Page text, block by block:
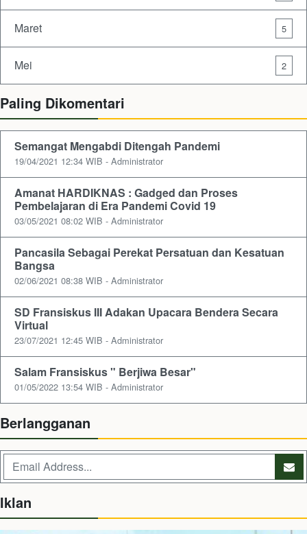
Maret 5
Mei 2
Paling Dikomentari
Semangat Mengabdi Ditengah Pandemi
19/04/2021 12:34 WIB - Administrator
Amanat HARDIKNAS : Gadged dan Proses
Pembelajaran di Era Pandemi Covid 19
03/05/2021 08:02 WIB - Administrator
Pancasila Sebagai Perekat Persatuan dan Kesatuan
Bangsa
02/06/2021 08:38 WIB - Administrator
SD Fransiskus III Adakan Upacara Bendera Secara
Virtual
23/07/2021 12:45 WIB - Administrator
Salam Fransiskus " Berjiwa Besar"
01/05/2022 13:54 WIB - Administrator
Berlangganan
Iklan